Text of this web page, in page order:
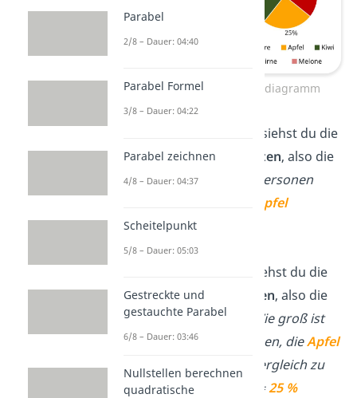
Säulendiagramm – Kreisdiagramm
Im Säulendiagramm siehst du die
absoluten Häufigkeiten, also die
Anzahlen. Wie viele Personen
Apfel
gestimmt?
Im Kreisdiagramm siehst du die
relativen Häufigkeiten, also die
Anteilein Prozent.
Wie groß ist
der Anteil der Personen, dieApfel
gewählt haben, im Vergleich zu
allen anderen? →
=25 %
Parabel
2/8 – Dauer: 04:40
Parabel Formel
3/8 – Dauer: 04:22
Parabel zeichnen
4/8 – Dauer: 04:37
Scheitelpunkt
5/8 – Dauer: 05:03
Gestreckte und
gestauchte Parabel
6/8 – Dauer: 03:46
Nullstellen berechnen
quadratische